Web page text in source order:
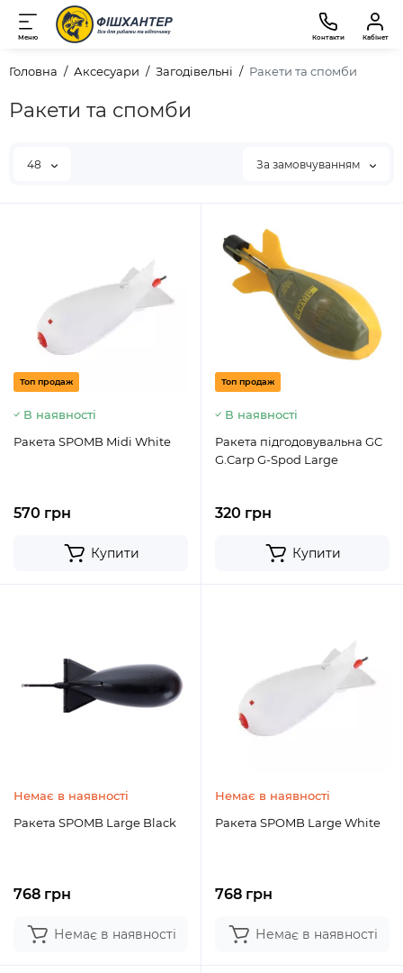
Меню Контакти Кабінет
Головна Аксесуари Загодівельні Ракети та спомби
Ракети та спомби
48 За замовчуванням
Топ продаж
В наявності
Ракета SPOMB Midi White
570 грн
Купити
Топ продаж
В наявності
Ракета підгодовувальна GC
G.Carp G-Spod Large
320 грн
Купити
Немає в наявності
Ракета SPOMB Large Black
768 грн
Немає в наявності
Немає в наявності
Ракета SPOMB Large White
768 грн
Немає в наявності